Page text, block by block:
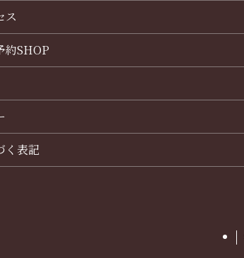
ス
約SHOP
く表記